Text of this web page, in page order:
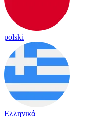
polski
Ελληνικά